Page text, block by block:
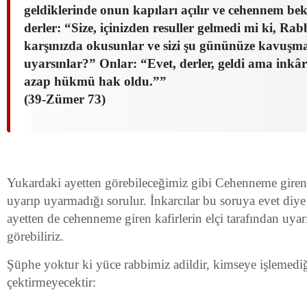
geldiklerinde onun kapıları açılır ve cehennem
derler: “Size, içinizden resuller gelmedi mi ki,
karşınızda okusunlar ve sizi şu gününüze
uyarsınlar?” Onlar: “Evet, derler, geldi ama
azap hükmü hak oldu.””
(39-Zümer 73)
Yukardaki ayetten görebileceğimiz gibi Cehenneme
uyarıp uyarmadığı sorulur. İnkarcılar bu soruya evet
ayetten de cehenneme giren kafirlerin elçi tarafından
görebiliriz.
Şüphe yoktur ki yüce rabbimiz adildir, kimseye
çektirmeyecektir: